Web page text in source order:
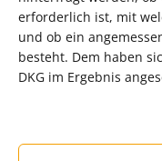
erforderlich ist, mit
und ob ein
besteht. Dem haben
DKG im Ergebnis